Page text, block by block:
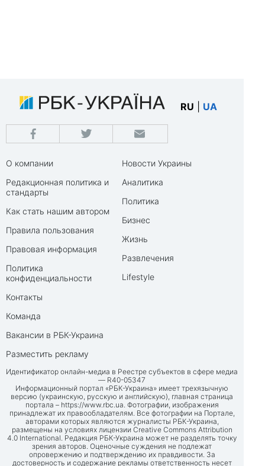
RU UA
О компании
Редакционная политика и
стандарты
Как стать нашим автором
Правила пользования
Правовая информация
Политика
конфиденциальности
Контакты
Команда
Вакансии в РБК-Украина
Разместить рекламу
Новости Украины
Аналитика
Политика
Бизнес
Жизнь
Развлечения
Lifestyle
Идентификатор онлайн-медиа в Реестре субъектов в сфере медиа
— R40-05347
Информационный портал «РБК-Украина» имеет трехязычную
версию (украинскую, русскую и английскую), главная страница
портала – https://www.rbc.ua. Фотографии, изображения
принадлежат их правообладателям. Все фотографии на Портале,
авторами которых являются журналисты РБК-Украина,
размещены на условиях лицензии Creative Commons Attribution
4.0 International. Редакция РБК-Украина может не разделять точку
зрения авторов. Оценочные суждения не подлежат
опровержению и подтверждению их правдивости. За
достоверность и содержание рекламы ответственность несет